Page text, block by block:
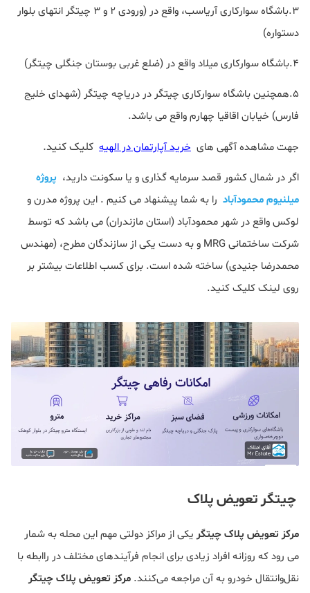
۳.باشگاه سوارکاری آریاسب، واقع در (ورودی ۲ و ۳ چیتگر انتهای بلوار
دستواره)
۴.باشگاه سوارکاری میلاد واقع در (ضلع غربی بوستان جنگلی چیتگر)
۵.همچنین باشگاه سوارکاری چیتگر در دریاچه چیتگر (شهدای خلیج
فارس) خیابان اقاقیا چهارم واقع می باشد.
جهت مشاهده آگهی های خرید آپارتمان در الهیه کلیک کنید.
اگر در شمال کشور قصد سرمایه گذاری و یا سکونت دارید، پروژه
میلنیوم محمودآباد را به شما پیشنهاد می کنیم . این پروژه مدرن و
لوکس واقع در شهر محمودآباد (استان مازندران) می باشد که توسط
شرکت ساختمانی MRG و به دست یکی از سازندگان مطرح، (مهندس
محمدرضا جنیدی) ساخته شده است. برای کسب اطلاعات بیشتر بر
روی لینک کلیک کنید.
چیتگر تعویض پلاک
مرکز تعویض پلاک چیتگر یکی از مراکز دولتی مهم این محله به شمار
می رود که روزانه افراد زیادی برای انجام فرآیندهای مختلف در راابطه با
نقل‌وانتقال خودرو به آن مراجعه می‌کنند. مرکز تعویض پلاک چیتگر